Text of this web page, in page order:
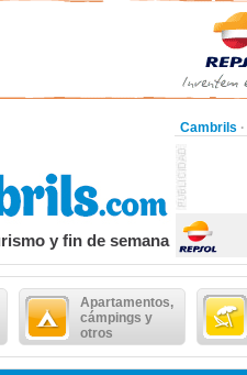
Cambrils ·
y fin de semana
Apartamentos,
cámpings y
otros